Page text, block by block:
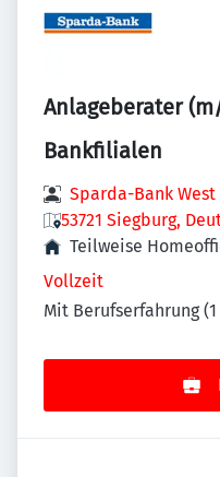
Anlageberater
Bankfilialen
Sparda-Bank West
53721 Siegburg,
Teilweise
Vollzeit
Mit Berufserfahrung